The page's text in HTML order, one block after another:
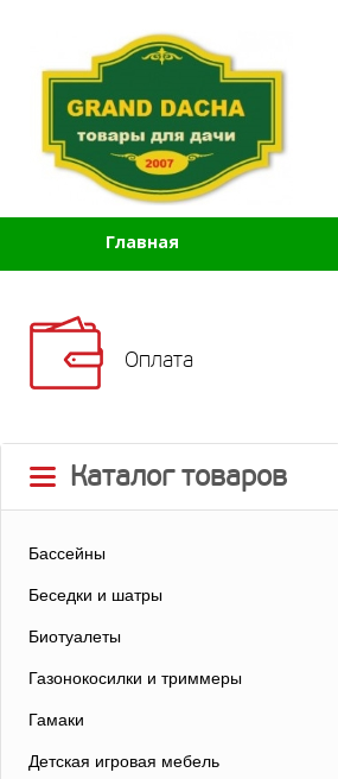
Главная
Оплата
Каталог товаров
Бассейны
Беседки и шатры
Биотуалеты
Газонокосилки и триммеры
Гамаки
Детская игровая мебель